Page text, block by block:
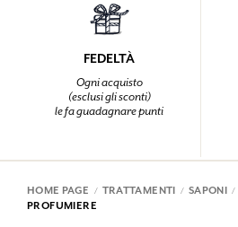
FEDELTÀ
Ogni acquisto
(esclusi gli sconti)
le fa guadagnare punti
HOME PAGE TRATTAMENTI SAPONI
PROFUMIERE